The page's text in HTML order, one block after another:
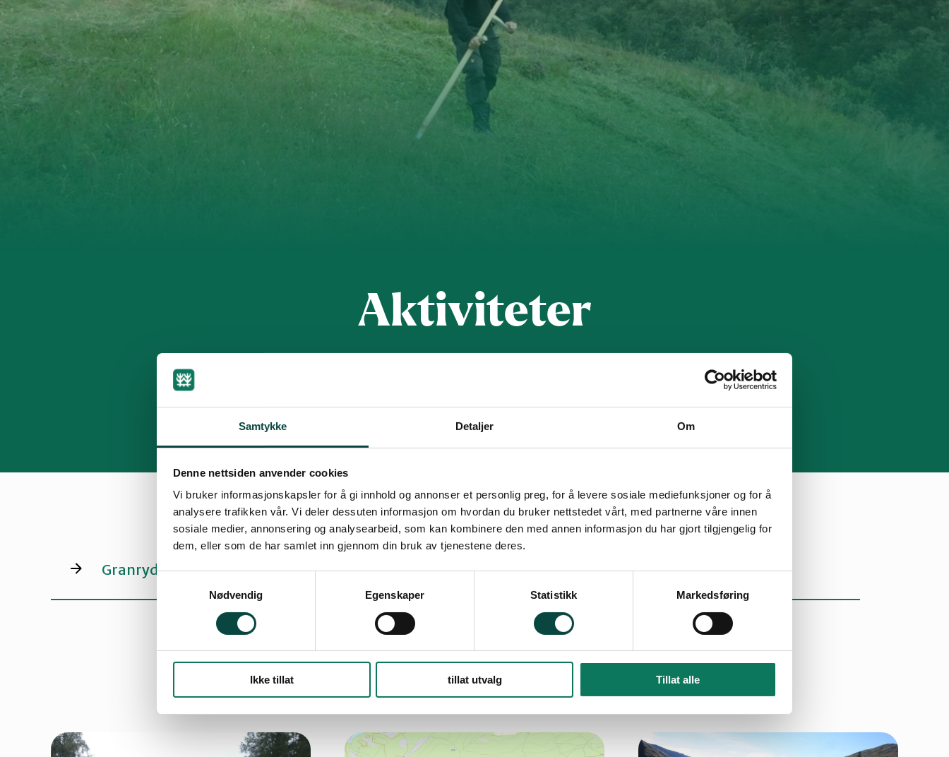
Samtykke Detaljer Om
Denne nettsiden anvender cookies
Vi bruker informasjonskapsler for å gi innhold og annonser et personlig preg, for å levere sosiale mediefunksjoner og for å
analysere trafikken vår. Vi deler dessuten informasjon om hvordan du bruker nettstedet vårt, med partnerne våre innen
sosiale medier, annonsering og analysearbeid, som kan kombinere den med annen informasjon du har gjort tilgjengelig for
dem, eller som de har samlet inn gjennom din bruk av tjenestene deres.
Samtykkevalg
Nødvendig
Egenskaper Statistikk Markedsføring
Ikke tillat tillat utvalg Tillat alle
Aktiviteter
Granryddedagen Turer Klimafestivalen
Les de siste artiklene her: